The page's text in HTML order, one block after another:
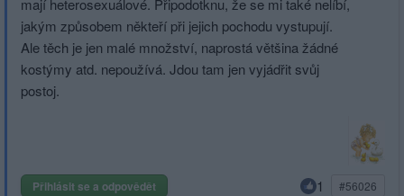
jakým způsobem někteří při jejich pochodu vystupují.
Ale těch je jen malé množství, naprostá většina žádné
kostýmy atd. nepoužívá. Jdou tam jen vyjádřit svůj
postoj.
Přihlásit se a odpovědět 1 #56026